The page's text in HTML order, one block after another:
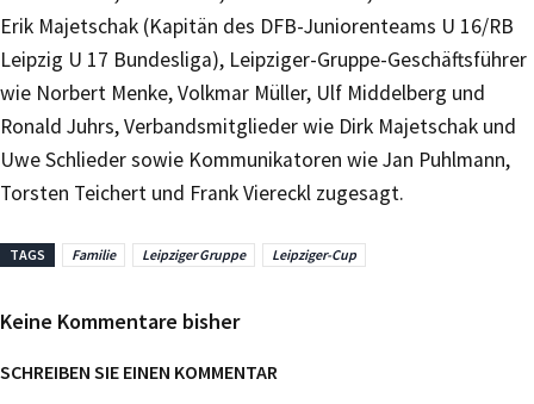
Erik Majetschak (Kapitän des DFB-Juniorenteams U 16/RB
Leipzig U 17 Bundesliga), Leipziger-Gruppe-Geschäftsführer
wie Norbert Menke, Volkmar Müller, Ulf Middelberg und
Ronald Juhrs, Verbandsmitglieder wie Dirk Majetschak und
Uwe Schlieder sowie Kommunikatoren wie Jan Puhlmann,
Torsten Teichert und Frank Viereckl zugesagt.
TAGS Familie Leipziger Gruppe Leipziger-Cup
Keine Kommentare bisher
SCHREIBEN SIE EINEN KOMMENTAR